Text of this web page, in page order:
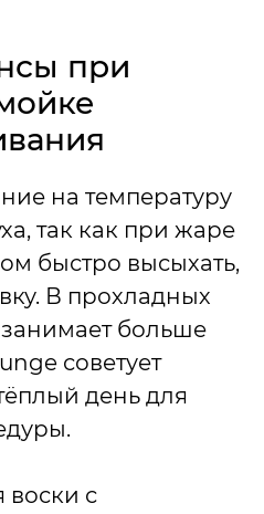
при
на температуру
так как при жаре
быстро высыхать,
В прохладных
больше
советует
день для
воски с